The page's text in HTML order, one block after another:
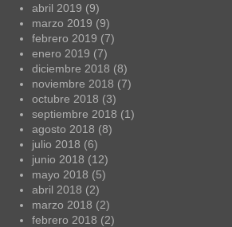
abril 2019 (9)
marzo 2019 (9)
febrero 2019 (7)
enero 2019 (7)
diciembre 2018 (8)
noviembre 2018 (7)
octubre 2018 (3)
septiembre 2018 (1)
agosto 2018 (8)
julio 2018 (6)
junio 2018 (12)
mayo 2018 (5)
abril 2018 (2)
marzo 2018 (2)
febrero 2018 (2)